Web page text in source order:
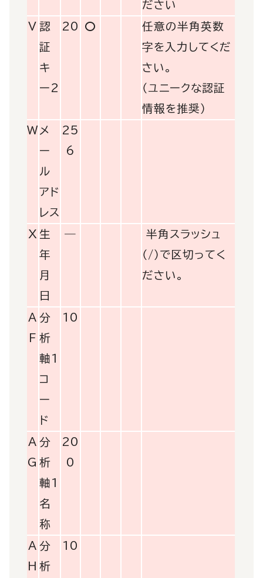
ださい
V 認
証
キ
ー2
20 〇
任意の半角英数
字を入力してくだ
さい。
（ユニークな認証
情報を推奨）
W メ
ー
ル
アド
レス
25
6
X 生
年
月
日
―
半角スラッシュ
（/）で区切ってく
ださい。
A
F
分
析
軸1
コ
ー
ド
10
A
G
分
析
軸1
名
称
20
0
A
H
分
析
10